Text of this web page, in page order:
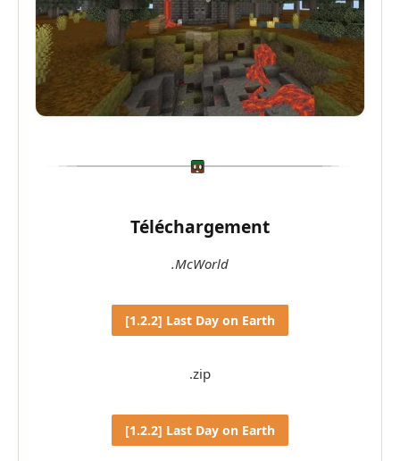
Téléchargement
.McWorld
[1.2.2] Last Day on Earth
.zip
[1.2.2] Last Day on Earth